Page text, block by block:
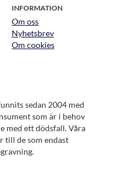
INFORMATION
Om oss
Nyhetsbrev
Om cookies
sedan 2004 med
som är i behov
med ett dödsfall. Våra
till de som endast